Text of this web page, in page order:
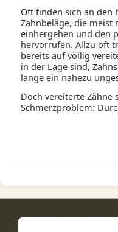
Oft finden sich an den
Zahnbeläge, die meist
einhergehen und den
hervorrufen. Allzu oft
bereits auf völlig
in der Lage sind,
lange ein nahezu
Doch vereiterte Zähne
Schmerzproblem: